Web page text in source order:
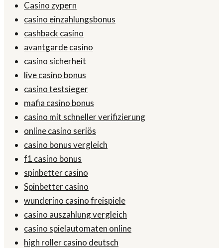
Casino zypern
casino einzahlungsbonus
cashback casino
avantgarde casino
casino sicherheit
live casino bonus
casino testsieger
mafia casino bonus
casino mit schneller verifizierung
online casino seriös
casino bonus vergleich
f1 casino bonus
spinbetter casino
Spinbetter casino
wunderino casino freispiele
casino auszahlung vergleich
casino spielautomaten online
high roller casino deutsch